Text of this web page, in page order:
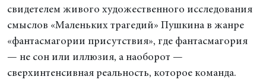
свидетелем живого художественного исследования
смыслов «Маленьких трагедий» Пушкина в жанре
«фантасмагории присутствия», где фантасмагория
— не сон или иллюзия, а наоборот —
сверхинтенсивная реальность, которое команда.